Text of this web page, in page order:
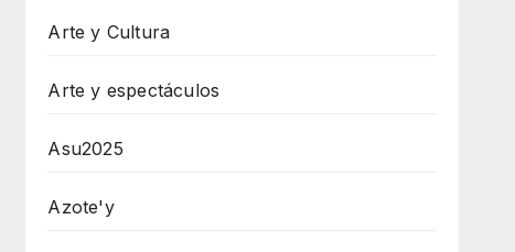
Arte y Cultura
Arte y espectáculos
Asu2025
Azote'y